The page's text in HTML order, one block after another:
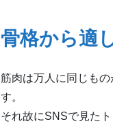
骨格から適
筋肉は万人に同じも
す。
それ故にSNSで見た